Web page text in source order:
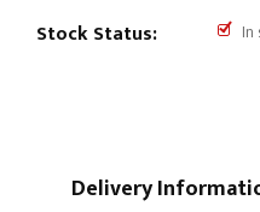
Stock Status: In
Delivery